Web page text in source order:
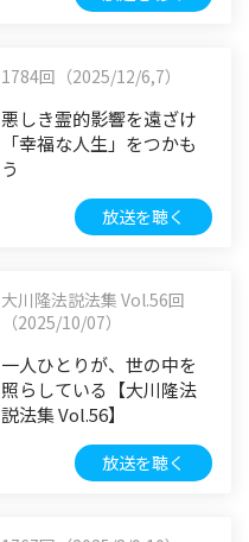
1784回（2025/12/6,7）
悪しき霊的影響を遠ざけ
「幸福な人生」をつかも
う
放送を聴く
大川隆法説法集 Vol.56回
（2025/10/07）
一人ひとりが、世の中を
照らしている【大川隆法
説法集 Vol.56】
放送を聴く